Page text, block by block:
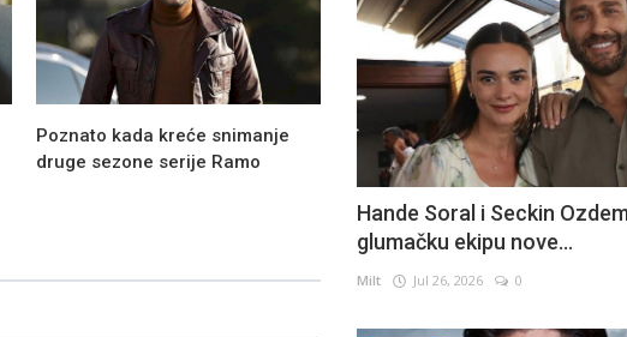
Poznato kada kreće snimanje
druge sezone serije Ramo
Hande Soral i Seckin
glumačku ekipu nove...
Milt Jul 26, 2026 0